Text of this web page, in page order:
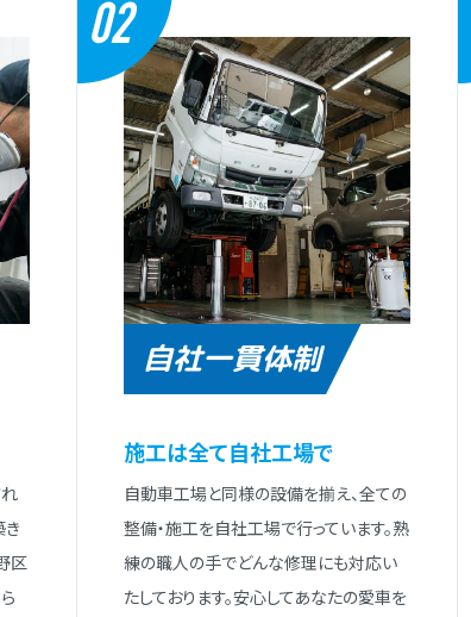
区
02
自社一貫体制
施⼯は全て⾃社⼯場で
⾃動⾞⼯場と同様の設備を揃え、全ての
整備・施⼯を⾃社⼯場で⾏っています。熟
練の職⼈の⼿でどんな修理にも対応い
たしております。安⼼してあなたの愛⾞を